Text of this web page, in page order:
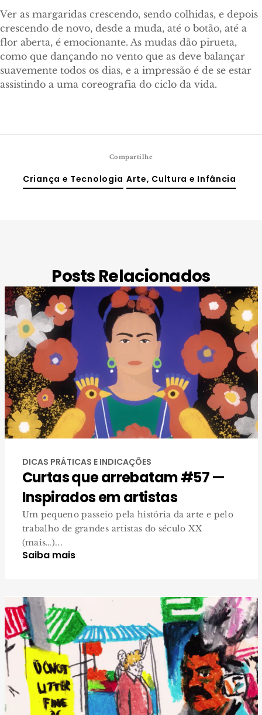
Ver as margaridas crescendo, sendo colhidas, e depois
crescendo de novo, desde a muda, até o botão, até a
flor aberta, é emocionante. As mudas dão pirueta,
como que dançando no vento que as deve balançar
suavemente todos os dias, e a impressão é de se estar
assistindo a uma coreografia do ciclo da vida.
Compartilhe
Criança e Tecnologia Arte, Cultura e Infância
Posts Relacionados
DICAS PRÁTICAS E INDICAÇÕES
Curtas que arrebatam #57 —
Inspirados em artistas
Um pequeno passeio pela história da arte e pelo
trabalho de grandes artistas do século XX
(mais…)...
Saiba mais